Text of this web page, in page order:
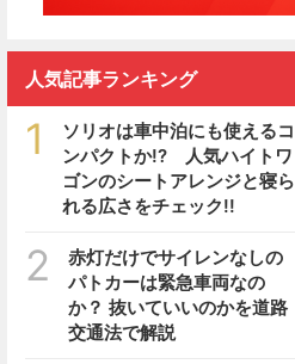
人気記事ランキング
1
ソリオは車中泊にも使えるコ
ンパクトか!? 人気ハイトワ
ゴンのシートアレンジと寝ら
れる広さをチェック!!
2
赤灯だけでサイレンなしの
パトカーは緊急車両なの
か？ 抜いていいのかを道路
交通法で解説